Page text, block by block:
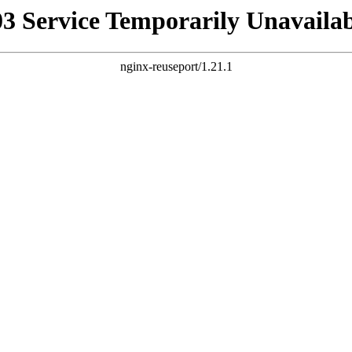
Service Temporarily
nginx-reuseport/1.21.1